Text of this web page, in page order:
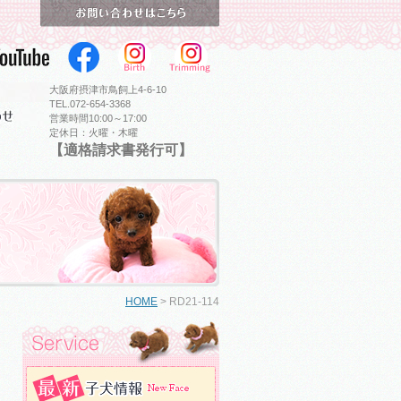
大阪府摂津市鳥飼上4-6-10
TEL.072-654-3368
営業時間10:00～17:00
定休日：火曜・木曜
【適格請求書発行可】
HOME > RD21-114